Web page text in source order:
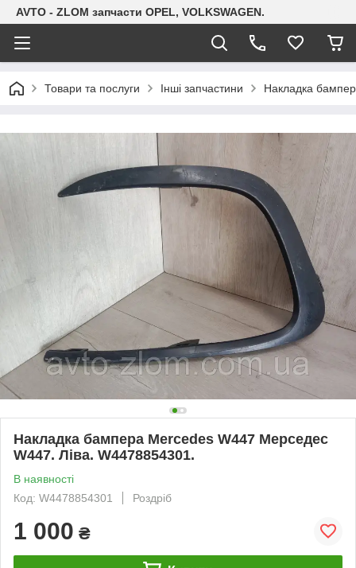
AVTO - ZLOM запчасти OPEL, VOLKSWAGEN.
Товари та послуги Інші запчастини Накладка
Накладка бампера Mercedes W447 Мерседес
W447. Ліва. W4478854301.
В наявності
Код: W4478854301
Роздріб
1 000 ₴